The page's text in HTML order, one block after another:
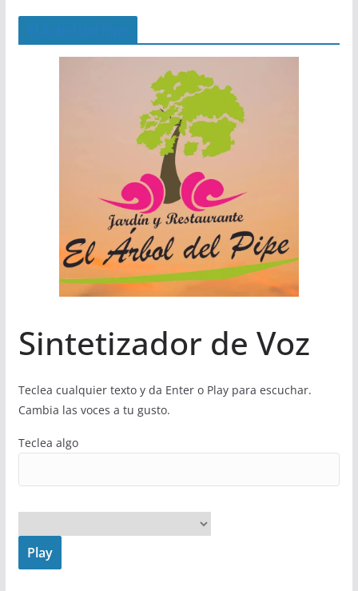
Sintetizador de Voz
Teclea cualquier texto y da Enter o Play para escuchar.
Cambia las voces a tu gusto.
Teclea algo
Play